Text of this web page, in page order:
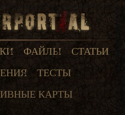
ФАЙЛЫ
СТАТЬИ
ТЕСТЫ
КАРТЫ